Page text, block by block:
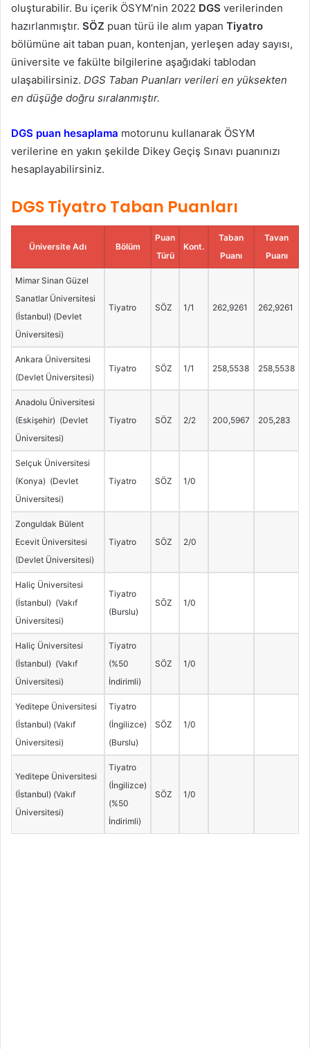
oluşturabilir. Bu içerik ÖSYM’nin 2022 DGS verilerinden
hazırlanmıştır. SÖZ puan türü ile alım yapan Tiyatro
bölümüne ait taban puan, kontenjan, yerleşen aday sayısı,
üniversite ve fakülte bilgilerine aşağıdaki tablodan
ulaşabilirsiniz. DGS Taban Puanları verileri en yüksekten
en düşüğe doğru sıralanmıştır.
DGS puan hesaplama motorunu kullanarak ÖSYM
verilerine en yakın şekilde Dikey Geçiş Sınavı puanınızı
hesaplayabilirsiniz.
DGS Tiyatro Taban Puanları
Üniversite Adı Bölüm
Puan
Türü
Kont.
Taban
Puanı
Tavan
Puanı
Mimar Sinan Güzel
Sanatlar Üniversitesi
(İstanbul) (Devlet
Üniversitesi)
Tiyatro SÖZ 1/1 262,9261 262,9261
Ankara Üniversitesi
(Devlet Üniversitesi)
Tiyatro SÖZ 1/1 258,5538 258,5538
Anadolu Üniversitesi
(Eskişehir) (Devlet
Üniversitesi)
Tiyatro SÖZ 2/2 200,5967 205,283
Selçuk Üniversitesi
(Konya) (Devlet
Üniversitesi)
Tiyatro SÖZ 1/0
Zonguldak Bülent
Ecevit Üniversitesi
(Devlet Üniversitesi)
Tiyatro SÖZ 2/0
Haliç Üniversitesi
(İstanbul) (Vakıf
Üniversitesi)
Tiyatro
(Burslu)
SÖZ 1/0
Haliç Üniversitesi
(İstanbul) (Vakıf
Üniversitesi)
Tiyatro
(%50
İndirimli)
SÖZ 1/0
Yeditepe Üniversitesi
(İstanbul) (Vakıf
Üniversitesi)
Tiyatro
(İngilizce)
(Burslu)
SÖZ 1/0
Yeditepe Üniversitesi
(İstanbul) (Vakıf
Üniversitesi)
Tiyatro
(İngilizce)
(%50
İndirimli)
SÖZ 1/0